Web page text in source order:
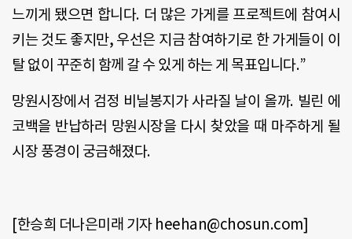
느끼게 됐으면 합니다. 더 많은 가게를 프로젝트에 참여시
키는 것도 좋지만, 우선은 지금 참여하기로 한 가게들이 이
탈 없이 꾸준히 함께 갈 수 있게 하는 게 목표입니다.”
망원시장에서 검정 비닐봉지가 사라질 날이 올까. 빌린 에
코백을 반납하러 망원시장을 다시 찾았을 때 마주하게 될
시장 풍경이 궁금해졌다.
[한승희 더나은미래 기자 heehan@chosun.com]